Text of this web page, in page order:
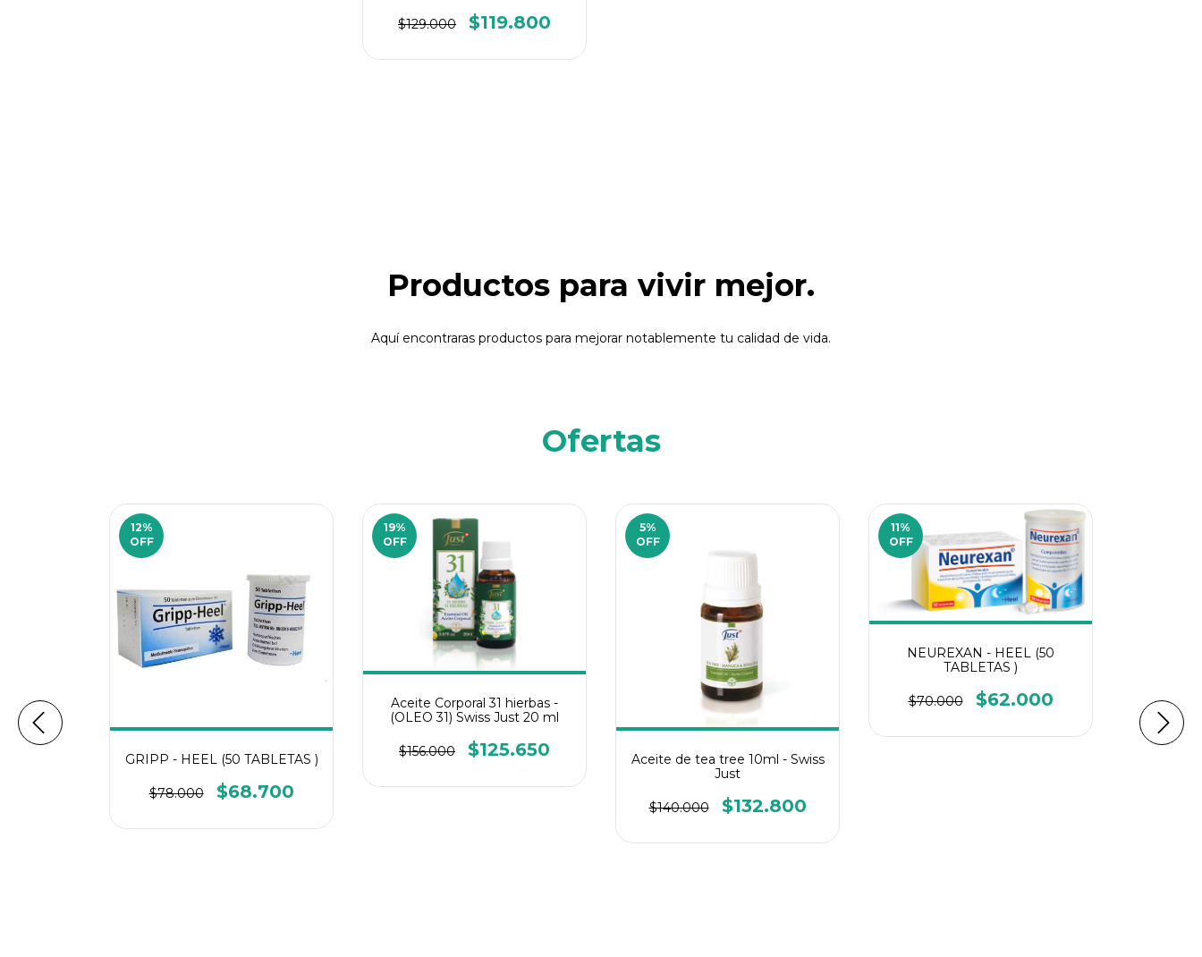
$129.000
$119.800
Productos para vivir mejor.
Aquí encontraras productos para mejorar notablemente tu calidad de vida.
Ofertas
12%
OFF
GRIPP - HEEL (50 TABLETAS )
$78.000 $68.700
19%
OFF
Aceite Corporal 31 hierbas -
(OLEO 31) Swiss Just 20 ml
$156.000 $125.650
5%
OFF
Aceite de tea tree 10ml - Swiss
Just
$140.000 $132.800
11%
OFF
NEUREXAN - HEEL (50
TABLETAS )
$70.000 $62.000